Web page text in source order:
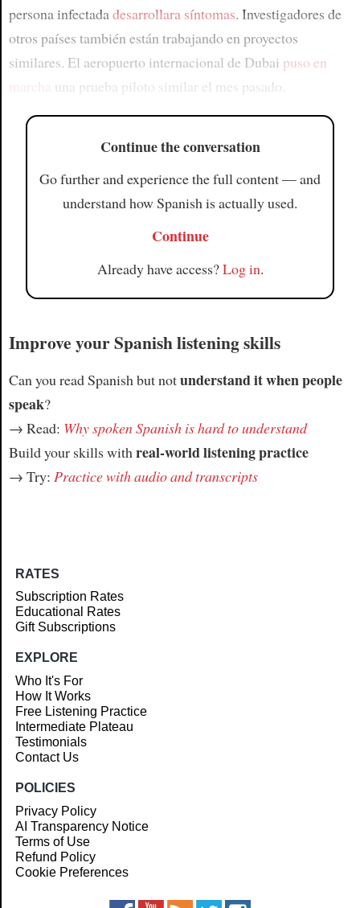
persona infectada desarrollara síntomas. Investigadores de
otros países también están trabajando en proyectos
similares. El aeropuerto internacional de Dubai puso en
marcha
una prueba piloto similar el mes pasado.
Continue the conversation
Go further and experience the full content — and
understand how Spanish is actually used.
Continue
Already have access?Log in.
Improve your Spanish listening skills
Can you read Spanish but notunderstand it when people
speak?
→ Read: Why spoken Spanish is hard to understand
Build your skills withreal-world listening practice
→ Try: Practice with audio and transcripts
RATES
Subscription Rates
Educational Rates
Gift Subscriptions
EXPLORE
Who It's For
How It Works
Free Listening Practice
Intermediate Plateau
Testimonials
Contact Us
POLICIES
Privacy Policy
AI Transparency Notice
Terms of Use
Refund Policy
Cookie Preferences